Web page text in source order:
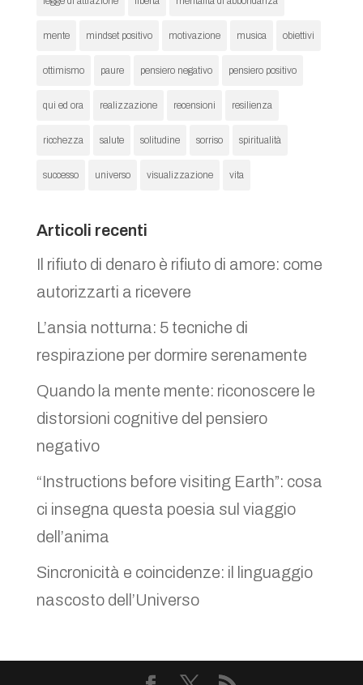
mente mindset positivo motivazione musica obiettivi
ottimismo paure pensiero negativo pensiero positivo
qui ed ora realizzazione recensioni resilienza
ricchezza salute solitudine sorriso spiritualità
successo universo visualizzazione vita
Articoli recenti
Il rifiuto di denaro è rifiuto di amore: come
autorizzarti a ricevere
L’ansia notturna: 5 tecniche di
respirazione per dormire serenamente
Quando la mente mente: riconoscere le
distorsioni cognitive del pensiero
negativo
“Instructions before visiting Earth”: cosa
ci insegna questa poesia sul viaggio
dell’anima
Sincronicità e coincidenze: il linguaggio
nascosto dell’Universo